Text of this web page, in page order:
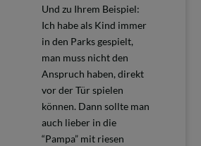
Und zu Ihrem Beispiel:
Ich habe als Kind immer
in den Parks gespielt,
man muss nicht den
Anspruch haben, direkt
vor der Tür spielen
können. Dann sollte man
auch lieber in die
“Pampa” mit riesen